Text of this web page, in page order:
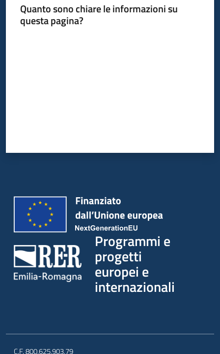
Quanto sono chiare le informazioni su
questa pagina?
Programmi e
progetti
europei e
internazionali
C.F. 800.625.903.79